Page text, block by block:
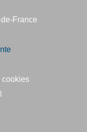
France
cookies